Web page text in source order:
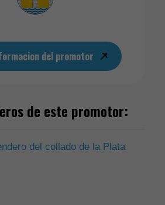
del promotor
de este promotor:
del collado de la Plata